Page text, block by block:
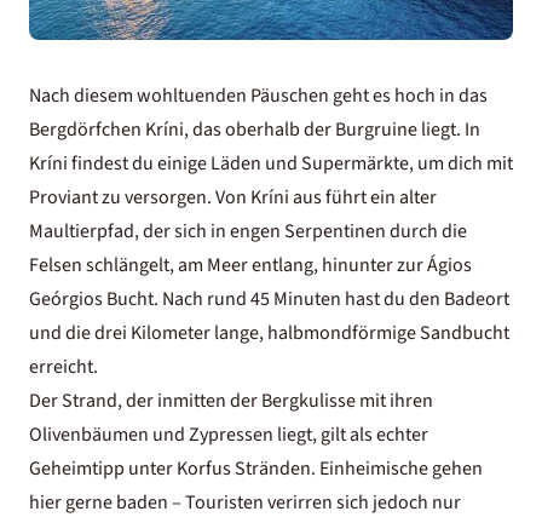
Nach diesem wohltuenden Päuschen geht es hoch in das
Bergdörfchen Kríni, das oberhalb der Burgruine liegt. In
Kríni findest du einige Läden und Supermärkte, um dich mit
Proviant zu versorgen. Von Kríni aus führt ein alter
Maultierpfad, der sich in engen Serpentinen durch die
Felsen schlängelt, am Meer entlang, hinunter zur Ágios
Geórgios Bucht. Nach rund 45 Minuten hast du den Badeort
und die drei Kilometer lange, halbmondförmige Sandbucht
erreicht.
Der Strand, der inmitten der Bergkulisse mit ihren
Olivenbäumen und Zypressen liegt, gilt als echter
Geheimtipp unterKorfus Stränden. Einheimische gehen
hier gerne baden – Touristen verirren sich jedoch nur